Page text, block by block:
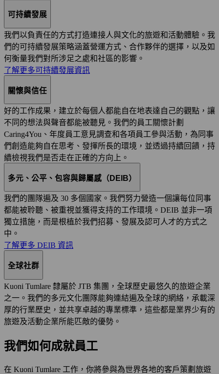
可持續發展
我們以負責任的方式打造連接人與文化的旅遊和活動體驗。我
們的可持續發展策略涵蓋營運方式、合作夥伴的選擇，以及如
何衡量我們對所涉足之處和社區的影響。
了解更多可持續發展資訊
關懷與信任
好的工作成果，建立於每個人都能自在地表達自己的觀點，讓
不同的想法與聲音都能被聽見。我們的員工關懷計劃
Caring4You、年度員工意見調查和各項員工參與活動，為同事
們創造能夠自在思考、發揮所長的環境，並透過持續回饋，持
續檢視我們是否走在正確的方向上。
多元、公平、包容與歸屬感（DEIB）
我們的團隊遍及 30 多個國家。我們努力營造一個讓每位同事
都能被聆聽、被重視並獲得支持的工作環境。DEIB 並非一項
獨立措施，而是根植於我們招募、發展及認可人才的方式之
中。
了解更多 DEIB 資訊
全球社群
Kuoni Tumlare 隸屬於 JTB 集團，全球歷史最悠久的旅遊企業
之一。我們的多元文化團隊能夠連結遍及全球的網絡，承載深
厚的行業歷史，並共享卓越的專業標準，這些都是業界少有的
旅遊及活動企業所能匹敵的優勢。
我們如何成就員工
在 Kuoni Tumlare 工作，你將參與為世界各地的客戶策劃旅遊